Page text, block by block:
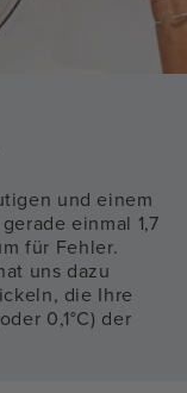
und einem
einmal 1,7
für Fehler.
uns dazu
die Ihre
0,1°C) der